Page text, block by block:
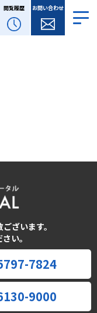
閲覧履歴 お問い合わせ
ざいます。
い。
7824
9000